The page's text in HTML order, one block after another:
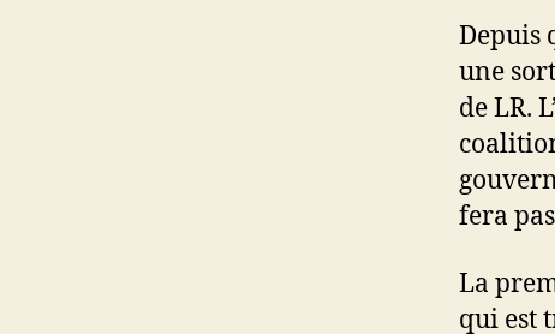
Depuis
une
de LR.
fera
La
qui est